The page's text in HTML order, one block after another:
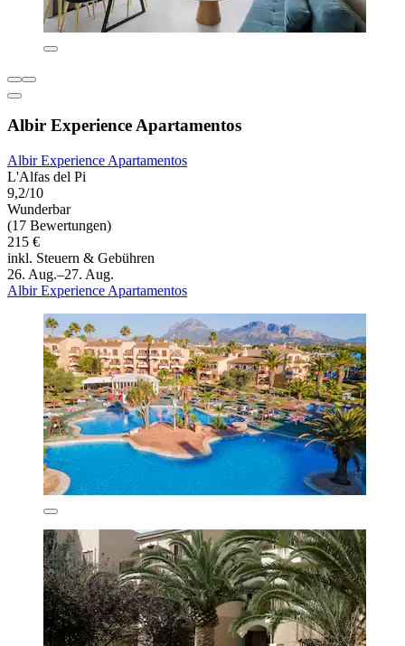
Albir Experience Apartamentos
Albir Experience Apartamentos
L'Alfas del Pi
9,2/10
Wunderbar
(17 Bewertungen)
215 €
inkl. Steuern & Gebühren
26. Aug.–27. Aug.
Albir Experience Apartamentos